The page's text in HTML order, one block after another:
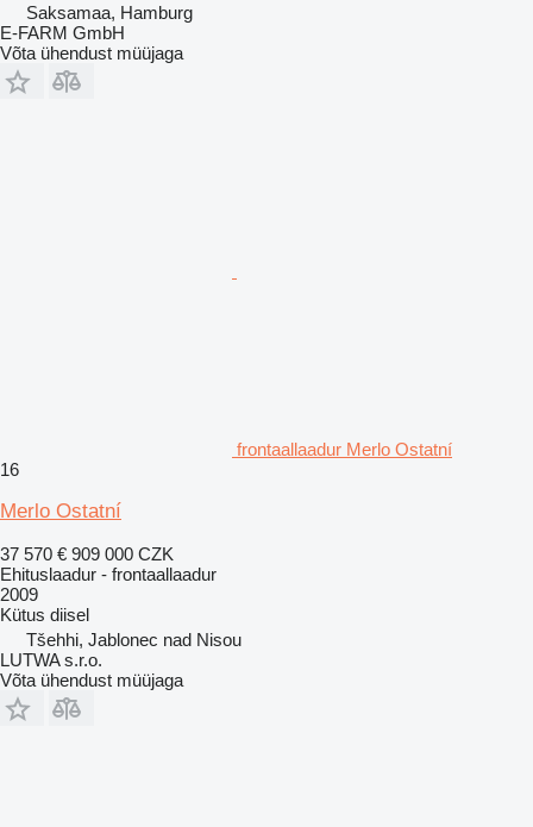
Saksamaa, Hamburg
E-FARM GmbH
Võta ühendust müüjaga
frontaallaadur Merlo Ostatní
16
Merlo Ostatní
37 570 € 909 000 CZK
Ehituslaadur - frontaallaadur
2009
Kütus diisel
Tšehhi, Jablonec nad Nisou
LUTWA s.r.o.
Võta ühendust müüjaga